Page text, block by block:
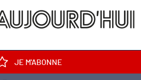
JE M'ABONNE